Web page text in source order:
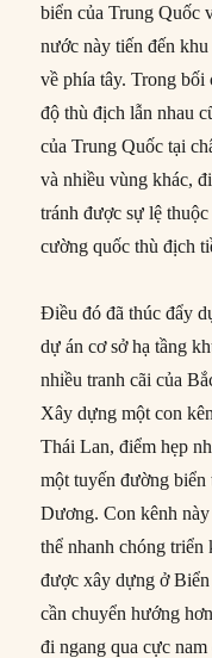
biển của Trung Quốc
nước này tiến đến
về phía tây. Trong
độ thù địch lẫn nhau
của Trung Quốc tại
và nhiều vùng khác,
tránh được sự lệ
cường quốc thù địch
Điều đó đã thúc đẩy
dự án cơ sở hạ tầng
nhiều tranh cãi của
Xây dựng một con
Thái Lan, điểm hẹp
một tuyến đường
Dương. Con kênh
thể nhanh chóng triển
được xây dựng ở
cần chuyển hướng
đi ngang qua cực